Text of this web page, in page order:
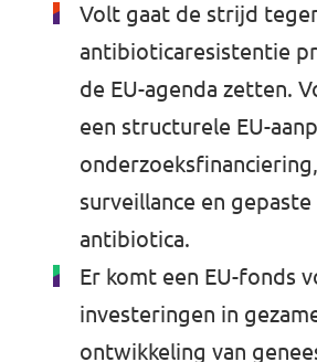
Volt gaat de strijd
antibioticaresistentie
de EU-agenda zetten.
een structurele EU-
surveillance en gepaste
antibiotica.
Er komt een EU-fonds
investeringen in
ontwikkeling van